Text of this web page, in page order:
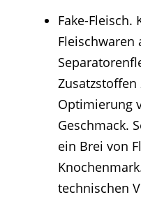
Fake-Fleisch.
Fleischwaren
Optimierung
Geschmack.
ein Brei von
technischen